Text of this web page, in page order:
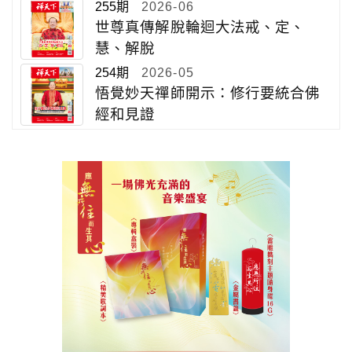
255期 2026-06
世尊真傳解脫輪迴大法戒、定、
慧、解脫
254期 2026-05
悟覺妙天禪師開示：修行要統合佛
經和見證